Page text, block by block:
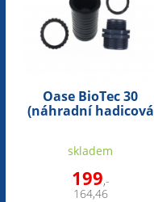
Oase BioTec 30
(náhradní hadicová
skladem
199,-
164,46